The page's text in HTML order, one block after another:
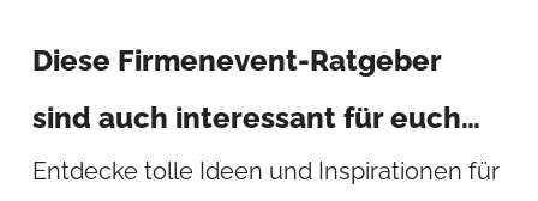
Diese Firmenevent-Ratgeber
sind auch interessant für euch…
Entdecke tolle Ideen und Inspirationen für